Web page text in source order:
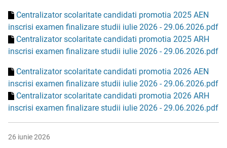
Centralizator scolaritate candidati promotia 2025 AEN
inscrisi examen finalizare studii iulie 2026 - 29.06.2026.pdf
Centralizator scolaritate candidati promotia 2025 ARH
inscrisi examen finalizare studii iulie 2026 - 29.06.2026.pdf
Centralizator scolaritate candidati promotia 2026 AEN
inscrisi examen finalizare studii iulie 2026 - 29.06.2026.pdf
Centralizator scolaritate candidati promotia 2026 ARH
inscrisi examen finalizare studii iulie 2026 - 29.06.2026.pdf
26 iunie 2026